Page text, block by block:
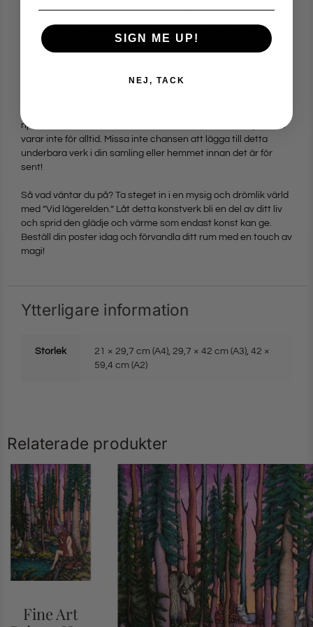
Oavsett om du letar efter en present till någon speciell eller
vill försköna ditt eget hem, är detta konstverk ett utmärkt val
som förenar skönhet och prisvärdhet.
njuta av Anna Nilssons fantastiska konst, men dessa posters
varar inte för alltid. Missa inte chansen att lägga till detta
underbara verk i din samling eller hemmet innan det är för
sent!
Så vad väntar du på? Ta steget in i en mysig och drömlik värld
med ”Vid lägerelden.” Låt detta konstverk bli en del av ditt liv
och sprid den glädje och värme som endast konst kan ge.
Beställ din poster idag och förvandla ditt rum med en touch av
magi!
Ytterligare information
Storlek 21 × 29,7 cm (A4), 29,7 × 42 cm (A3), 42 ×
59,4 cm (A2)
Relaterade produkter
Fine Art
SIGN ME UP!
NEJ, TACK